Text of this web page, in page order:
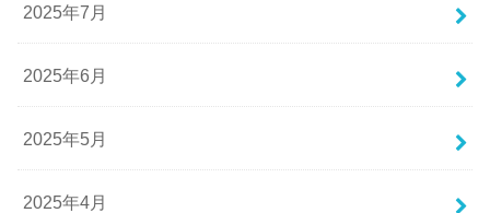
2025年7月
2025年6月
2025年5月
2025年4月